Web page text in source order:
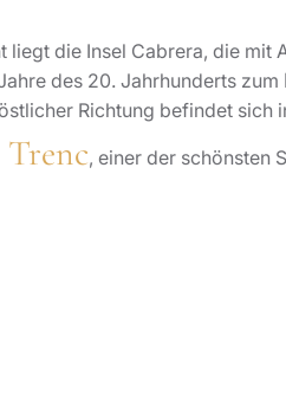
die Insel Cabrera, die
des 20. Jahrhunderts zum
Richtung befindet sich
Trenc, einer der schönsten